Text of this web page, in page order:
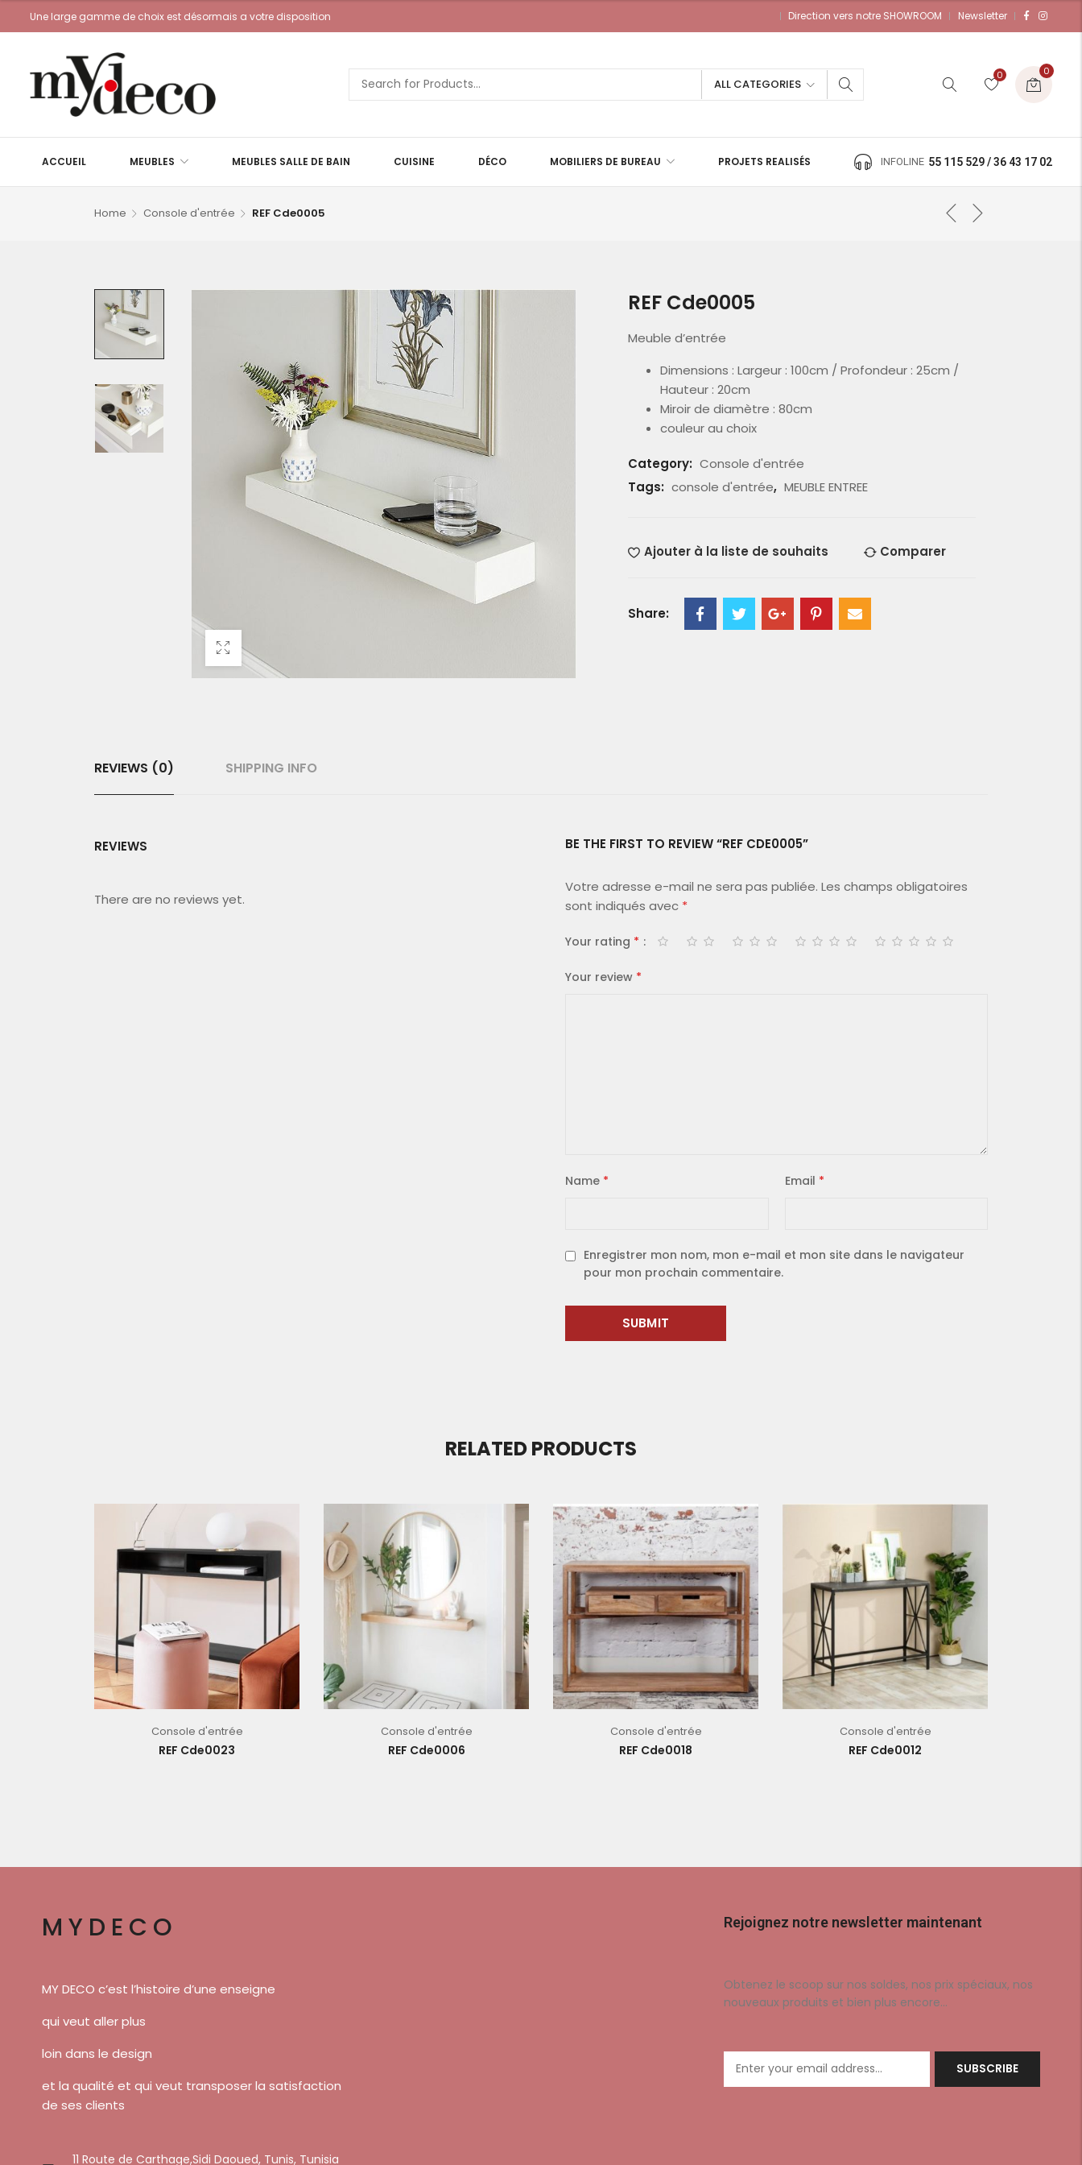
Une large gamme de choix est désormais a votre disposition Direction vers notre SHOWROOM Newsletter
ALL CATEGORIES
0 0
ACCUEIL MEUBLES MEUBLES SALLE DE BAIN CUISINE DÉCO MOBILIERS DE BUREAU PROJETS REALISÉS INFOLINE 55 115 529 / 36 43 17 02
Home Console d'entrée REF Cde0005
REF Cde0005
Meuble d’entrée
Dimensions : Largeur : 100cm / Profondeur : 25cm /
Hauteur : 20cm
Miroir de diamètre : 80cm
couleur au choix
Category: Console d'entrée
Tags: console d'entrée, MEUBLE ENTREE
Ajouter à la liste de souhaits Comparer
Share:
REVIEWS (0) SHIPPING INFO
REVIEWS
There are no reviews yet.
BE THE FIRST TO REVIEW “REF CDE0005”
Votre adresse e-mail ne sera pas publiée. Les champs obligatoires
sont indiqués avec *
Your rating *
Your review *
Name * Email *
Enregistrer mon nom, mon e-mail et mon site dans le navigateur
pour mon prochain commentaire.
RELATED PRODUCTS
Console d'entrée
REF Cde0023
Console d'entrée
REF Cde0006
Console d'entrée
REF Cde0018
Console d'entrée
REF Cde0012
MYDECO
MY DECO c’est l’histoire d’une enseigne
qui veut aller plus
loin dans le design
et la qualité et qui veut transposer la satisfaction
de ses clients
11 Route de Carthage,Sidi Daoued, Tunis, Tunisia
Rejoignez notre newsletter maintenant
Obtenez le scoop sur nos soldes, nos prix spéciaux, nos
nouveaux produits et bien plus encore…